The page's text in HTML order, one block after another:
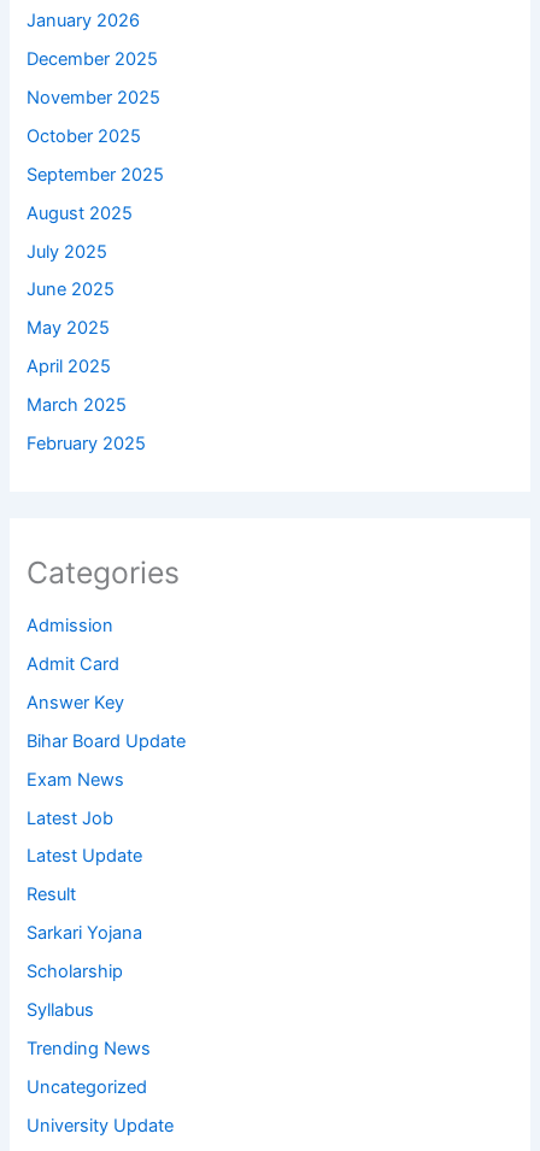
January 2026
December 2025
November 2025
October 2025
September 2025
August 2025
July 2025
June 2025
May 2025
April 2025
March 2025
February 2025
Categories
Admission
Admit Card
Answer Key
Bihar Board Update
Exam News
Latest Job
Latest Update
Result
Sarkari Yojana
Scholarship
Syllabus
Trending News
Uncategorized
University Update